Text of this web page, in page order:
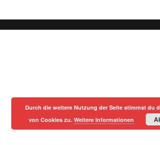
Durch die weitere Nutzung der Seite stimmst du
von Cookies zu.Weitere Informationen